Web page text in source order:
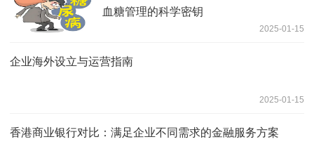
血糖管理的科学密钥
2025-01-15
企业海外设立与运营指南
2025-01-15
香港商业银行对比：满足企业不同需求的金融服务方案